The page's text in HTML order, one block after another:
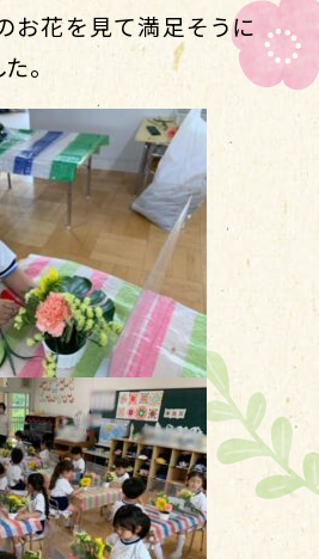
お花を見て満足そうに
。